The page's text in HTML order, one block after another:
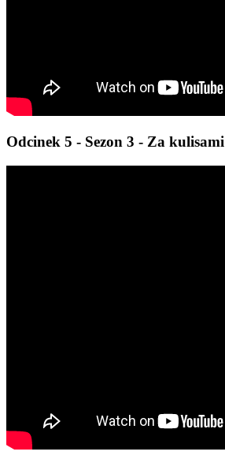
Odcinek 5 - Sezon 3 - Za kulisami